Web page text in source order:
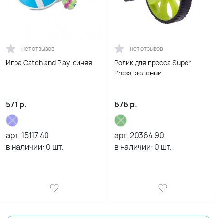
нет отзывов
Игра Catch and Play, синяя
571 р.
арт. 15117.40
в наличии: 0 шт.
нет отзывов
Ролик для пресса Super
Press, зеленый
676 р.
арт.20364.90
в наличии: 0 шт.